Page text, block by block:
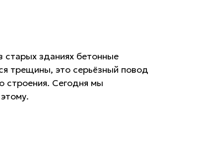
старых зданиях бетонные
трещины, это серьёзный повод
строения. Сегодня мы